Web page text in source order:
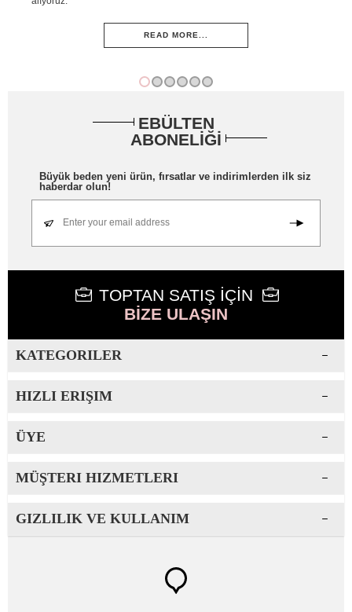
READ MORE...
EBÜLTEN
ABONELİĞİ
Büyük beden yeni ürün, fırsatlar ve indirimlerden ilk siz
haberdar olun!
Enter your email address
TOPTAN SATIŞ İÇİN
BİZE ULAŞIN
KATEGORILER
HIZLI ERIŞIM
ÜYE
MÜŞTERI HIZMETLERI
GIZLILIK VE KULLANIM